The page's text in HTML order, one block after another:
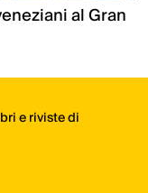
al Gran
e riviste di